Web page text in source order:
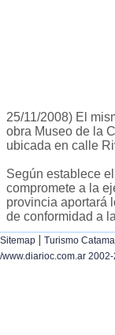
25/11/2008) El
obra Museo de la
ubicada en calle
Según establece
compromete a la
provincia aportará
de conformidad a
Sitemap | Turismo
/www.diarioc.com.ar